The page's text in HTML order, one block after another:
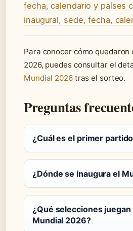
fecha, calendario y países
inaugural, sede, fecha,
Para conocer cómo
2026, puedes consultar el
Mundial 2026tras el sorteo.
Preguntas
¿Cuál es el primer
¿Dónde se inaugura el
¿Qué selecciones
Mundial 2026?